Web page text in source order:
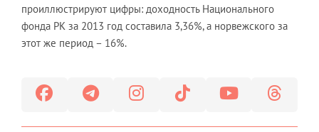
проиллюстрируют цифры: доходность Национального
фонда РК за 2013 год составила 3,36%, а норвежского за
этот же период – 16%.